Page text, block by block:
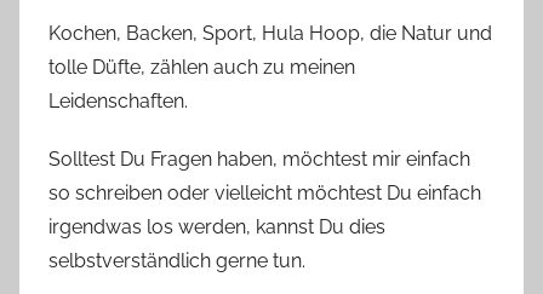
Kochen, Backen, Sport, Hula Hoop, die Natur und
tolle Düfte, zählen auch zu meinen
Leidenschaften.
Solltest Du Fragen haben, möchtest mir einfach
so schreiben oder vielleicht möchtest Du einfach
irgendwas los werden, kannst Du dies
selbstverständlich gerne tun.